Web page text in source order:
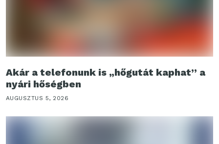
Akár a telefonunk is „hőgutát kaphat” a
nyári hőségben
AUGUSZTUS 5, 2026